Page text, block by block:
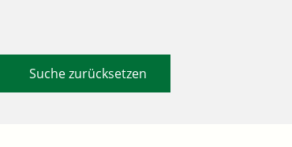
Suche zurücksetzen